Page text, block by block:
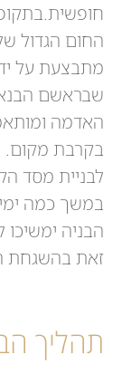
החום הגדול
שבראשם
האדמה
בקרבת מקום.
לבניית מסד
במשך כמה
הבניה
זאת בהשגחת
תהליך